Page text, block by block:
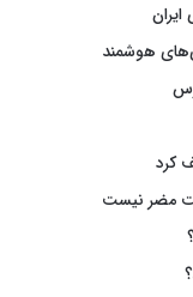
هوشمند
کرد
مضر نیست